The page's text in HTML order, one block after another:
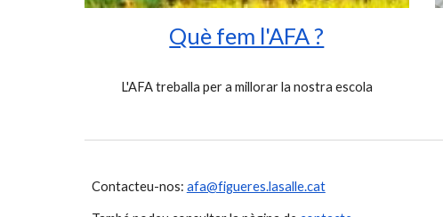
Què fem l'AFA ?
L'AFA treballa per a millorar la nostra escola
Contacteu-nos: afa@figueres.lasalle.cat